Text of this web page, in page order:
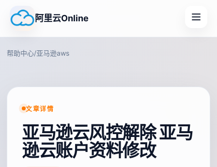
阿里云Online
帮助中心/亚马逊aws
文章详情
亚马逊云风控解除 亚马
逊云账户资料修改